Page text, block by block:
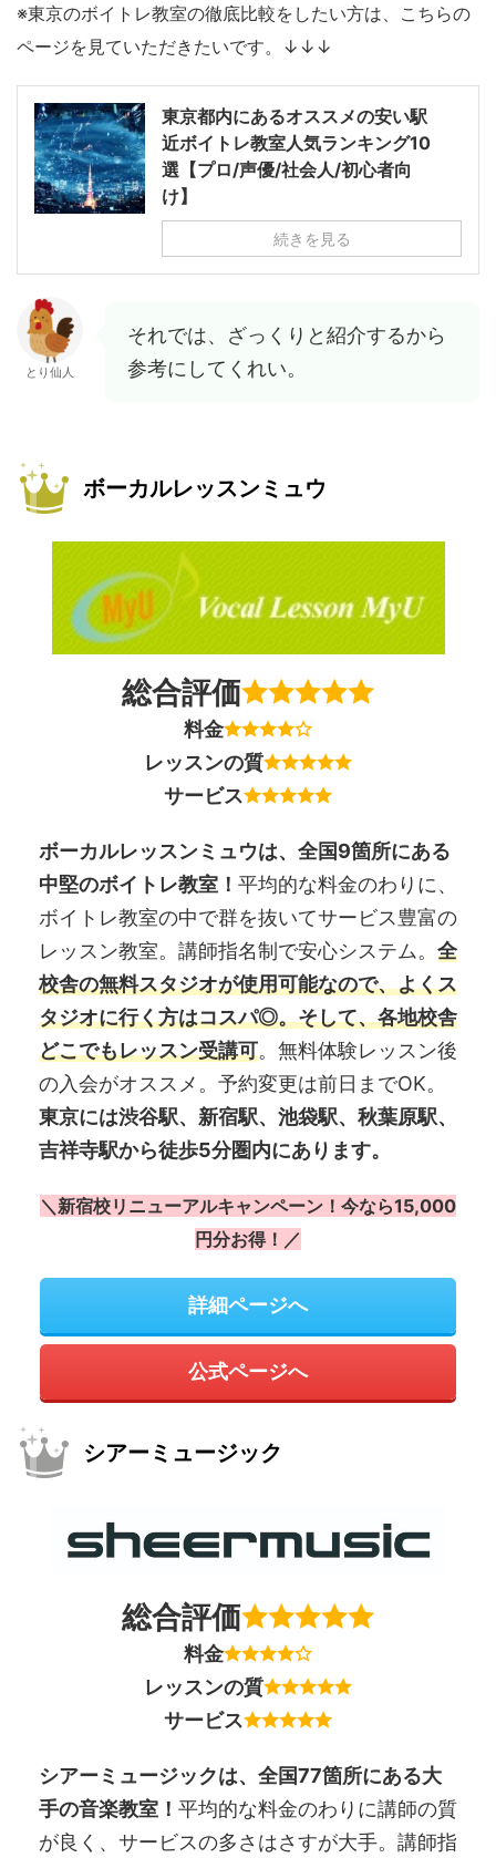
※東京のボイトレ教室の徹底比較をしたい方は、こちらの
ページを見ていただきたいです。↓↓↓
東京都内にあるオススメの安い駅
近ボイトレ教室人気ランキング10
選【プロ/声優/社会人/初心者向
け】
続きを見る
とり仙人
それでは、ざっくりと紹介するから
参考にしてくれい。
ボーカルレッスンミュウ
総合評価
料金
レッスンの質
サービス
ボーカルレッスンミュウは、全国9箇所にある
中堅のボイトレ教室！ 平均的な料金のわりに、
ボイトレ教室の中で群を抜いてサービス豊富の
レッスン教室。講師指名制で安心システム。 全
校舎の無料スタジオが使用可能なので、よくス
タジオに行く方はコスパ◎。そして、各地校舎
どこでもレッスン受講可。無料体験レッスン後
の入会がオススメ。予約変更は前日までOK。
東京には渋谷駅、新宿駅、池袋駅、秋葉原駅、
吉祥寺駅から徒歩5分圏内にあります。
＼新宿校リニューアルキャンペーン！今なら15,000
円分お得！／
詳細ページへ
公式ページへ
シアーミュージック
総合評価
料金
レッスンの質
サービス
シアーミュージックは、全国77箇所にある大
手の音楽教室！ 平均的な料金のわりに講師の質
が良く、サービスの多さはさすが大手。講師指